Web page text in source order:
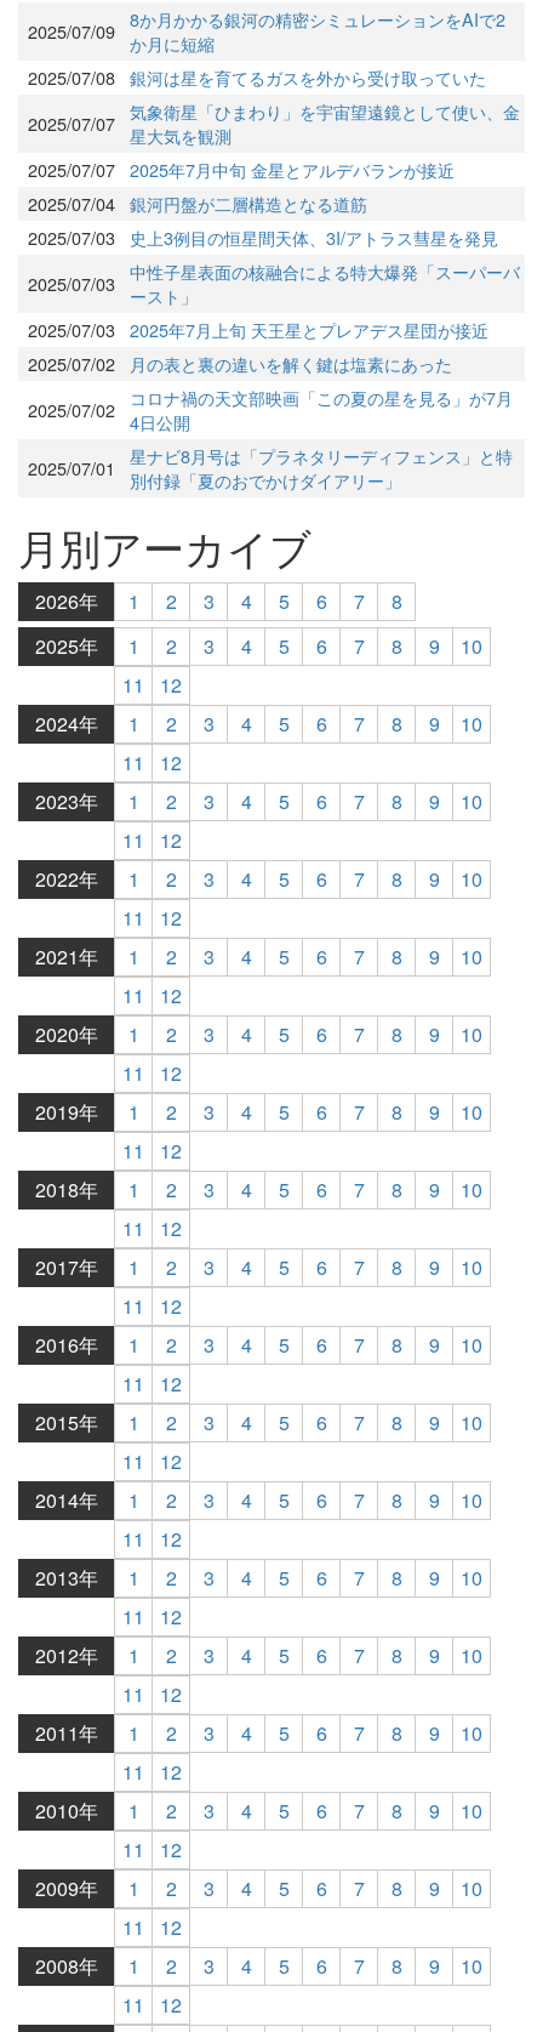
2025/07/09 8か月かかる銀河の精密シミュレーションをAIで2
か月に短縮
2025/07/08 銀河は星を育てるガスを外から受け取っていた
2025/07/07 気象衛星「ひまわり」を宇宙望遠鏡として使い、金
星大気を観測
2025/07/07 2025年7月中旬 金星とアルデバランが接近
2025/07/04 銀河円盤が二層構造となる道筋
2025/07/03
史上3例目の恒星間天体、3I/アトラス彗星を発見
2025/07/03 中性子星表面の核融合による特大爆発「スーパーバ
ースト」
2025/07/03 2025年7月上旬 天王星とプレアデス星団が接近
2025/07/02
月の表と裏の違いを解く鍵は塩素にあった
2025/07/02
コロナ禍の天文部映画「この夏の星を見る」が7月
4日公開
2025/07/01
星ナビ8月号は「プラネタリーディフェンス」と特
別付録「夏のおでかけダイアリー」
月別アーカイブ
2026年 1 2 3 4 5 6 7
8
2025年
1 2 3 4 5 6 7 8 9
10
11
12
2024年
1 2 3 4 5 6 7 8 9
10
11
12
2023年
1 2 3 4 5 6 7 8 9
10
11
12
2022年
1 2 3 4 5 6 7 8 9
10
11
12
2021年
1 2 3 4 5 6 7 8 9
10
11
12
2020年
1 2 3 4 5 6 7 8 9
10
11
12
2019年
1 2 3 4 5 6 7 8 9
10
11
12
2018年
1 2 3 4 5 6 7 8 9
10
11
12
2017年
1 2 3 4 5 6 7 8 9
10
11
12
2016年
1 2 3 4 5 6 7 8 9
10
11
12
2015年
1 2 3 4 5 6 7 8 9
10
11
12
2014年
1 2 3 4 5 6 7 8 9
10
11
12
2013年
1 2 3 4 5 6 7 8 9
10
11
12
2012年
1 2 3 4 5 6 7 8 9
10
11
12
2011年
1 2 3 4 5 6 7 8 9
10
11
12
2010年
1 2 3 4 5 6 7 8 9
10
11
12
2009年
1 2 3 4 5 6 7 8 9
10
11
12
2008年
1 2 3 4 5 6 7 8 9
10
11
12